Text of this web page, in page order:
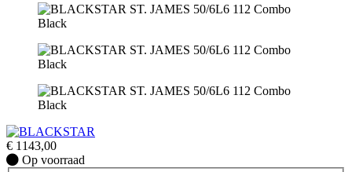
€ 1143,00
Op
Op voorraad